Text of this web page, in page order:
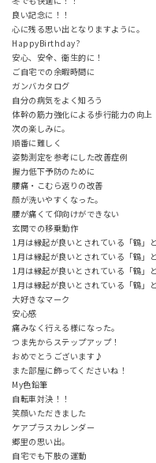
良い記念に！！
心に残る思い出となりますように。
HappyBirthday?
安心、安全、衛生的に！
ご自宅での余暇時間に
ガンバカタログ
自分の病気をよく知ろう
体幹の筋力強化による歩行能力の向上
次の楽しみに。
順番に難しく
姿勢測定を参考にした改善症例
握力低下予防のために
腰痛・こむら返りの改善
顔が洗いやすくなった。
腰が痛くて仰向けができない
玄関での移乗動作
1月は縁起が良いとされている「鶴」
1月は縁起が良いとされている「鶴」
1月は縁起が良いとされている「鶴」
1月は縁起が良いとされている「鶴」
大好きなマーク
安心感
痛みなく行える様になった。
つま先からステップアップ！
おめでとうございます♪
また部屋に飾ってくださいね！
My色鉛筆
自転車対決！！
笑顔いただきました
ケアプラスカレンダー
郷里の思い出。
自宅でも下肢の運動